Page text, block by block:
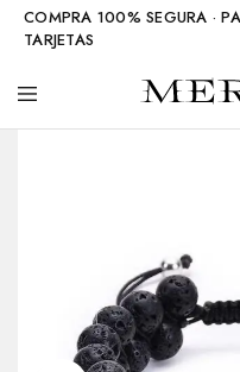
COMPRA 100% SEGURA ·
TARJETAS
Meridian
Accesorios